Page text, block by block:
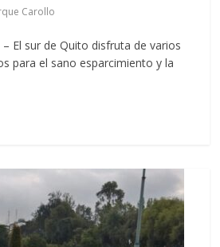
Carollo
El sur de Quito disfruta de varios
para el sano esparcimiento y la